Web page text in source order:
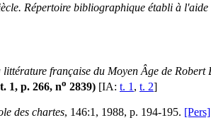
Répertoire bibliographique établi à
française du Moyen Âge de Robert
1, p. 266, no 2839) [IA: t. 1 , t. 2]
des chartes, 146:1, 1988, p. 194-195. [Pers]